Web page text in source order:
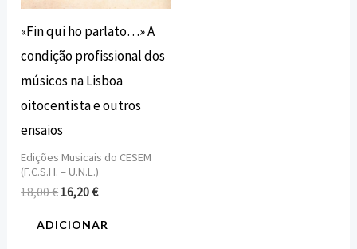
«Fin qui ho parlato…» A
condição profissional dos
músicos na Lisboa
oitocentista e outros
ensaios
Edições Musicais do CESEM
(F.C.S.H. – U.N.L.)
18,00€ 16,20€
ADICIONAR